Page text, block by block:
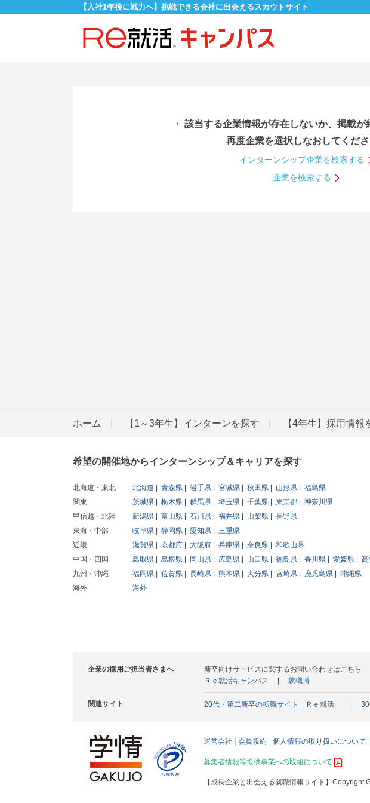
【入社1年後に戦力へ】挑戦できる会社に出会えるスカウトサイト
・ 該当する企業情報が存在しないか、掲載が
再度企業を選択しなおしてくださ
インターンシップ企業を検索する
企業を検索する
ホーム 【1～3年生】インターンを探す 【4年生】採用情報
希望の開催地からインターンシップ＆キャリアを探す
北海道・東北 北海道 青森県 岩手県 宮城県 秋田県 山形県
福島県
関東
茨城県 栃木県 群馬県 埼玉県 千葉県 東京都
神奈川県
甲信越・北陸
新潟県 富山県 石川県 福井県 山梨県
長野県
東海・中部
岐阜県 静岡県 愛知県
三重県
近畿
滋賀県 京都府 大阪府 兵庫県 奈良県
和歌山県
中国・四国
鳥取県 島根県 岡山県 広島県 山口県 徳島県 香川県 愛媛県
九州・沖縄
福岡県 佐賀県 長崎県 熊本県 大分県 宮崎県 鹿児島県
沖縄県
海外
海外
企業の採用ご担当者さまへ
新卒向けサービスに関するお問い合わせはこちら
Ｒｅ就活キャンパス
就職博
関連サイト 20代・第二新卒の転職サイト「Ｒｅ就活」
運営会社 会員規約 個人情報の取り扱いについて
募集者情報等提供事業への取組について
【成長企業と出会える就職情報サイト】 Copyright